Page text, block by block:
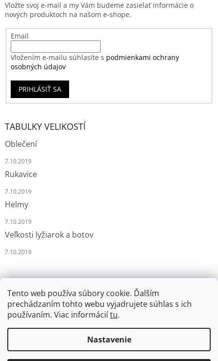
Tento web používa súbory cookie. Ďalším
prechádzaním tohto webu vyjadrujete súhlas s ich
používaním. Viac informáciítu.
Nastavenie
Vložte svoj e-mail a my Vám budeme zasielať informácie o
nových produktoch na našom e-shope.
Email
Vložením e-mailu súhlasíte s podmienkami ochrany
osobných údajov
PRIHLÁSIŤ SA
TABULKY VELIKOSTÍ
Oblečení
7.10.2019
Rukavice
7.10.2019
Helmy
7.10.2019
Veľkosti lyžiarok a botov
7.10.2019